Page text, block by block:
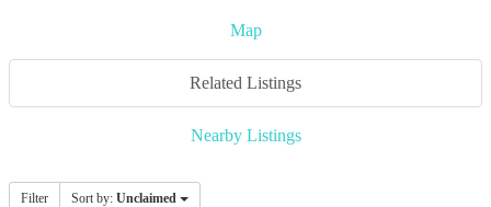
Map
Related Listings
Nearby Listings
Filter Sort by: Unclaimed